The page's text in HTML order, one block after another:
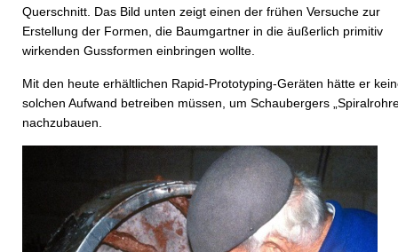
Querschnitt. Das Bild unten zeigt einen der frühen Versuche zur
Erstellung der Formen, die Baumgartner in die äußerlich primitiv
wirkenden Gussformen einbringen wollte.
Mit den heute erhältlichen Rapid-Prototyping-Geräten hätte er
solchen Aufwand betreiben müssen, um Schaubergers
nachzubauen.